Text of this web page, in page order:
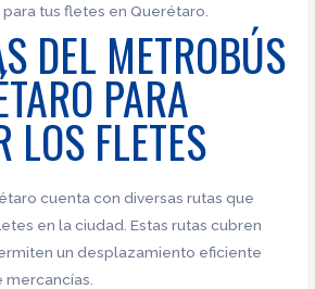
tus fletes en Querétaro.
DEL METROBÚS
PARA
LOS FLETES
cuenta con diversas rutas que
en la ciudad. Estas rutas cubren
un desplazamiento eficiente